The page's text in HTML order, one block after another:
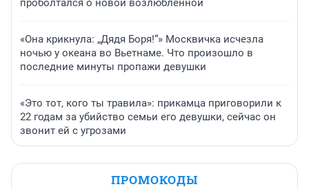
проболтался о новой возлюбленной
«Она крикнула: „Дядя Боря!“» Москвичка исчезла
ночью у океана во Вьетнаме. Что произошло в
последние минуты пропажи девушки
«Это тот, кого ты травила»: прикамца приговорили к
22 годам за убийство семьи его девушки, сейчас он
звонит ей с угрозами
ПРОМОКОДЫ